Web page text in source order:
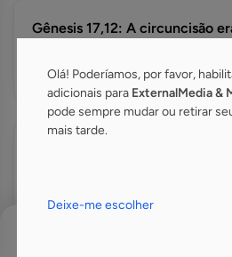
Gênesis 17,12: A circuncisão
crianças para purificação.
crianças desde o início de suas
Olá! Poderíamos, por favor,
adicionais para ExternalMedia &
pode sempre mudar ou retirar
mais tarde.
Deixe-me escolher